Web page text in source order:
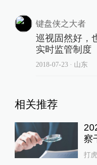
键盘侠之大者
巡视固然好，
实时监管制度
2018-07-23∙ 山东
相关推荐
察
打